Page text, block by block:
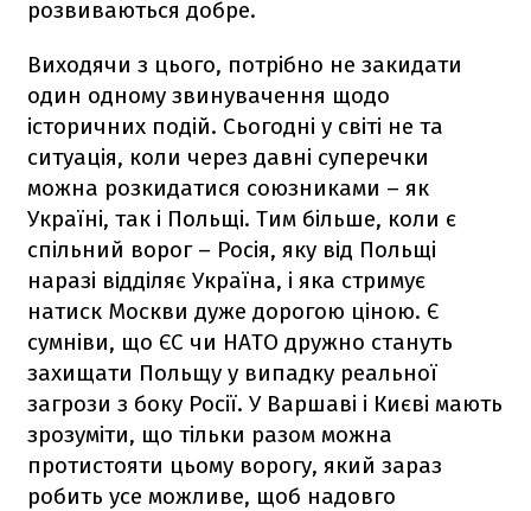
розвиваються добре.
Виходячи з цього, потрібно не закидати
один одному звинувачення щодо
історичних подій. Сьогодні у світі не та
ситуація, коли через давні суперечки
можна розкидатися союзниками – як
Україні, так і Польщі. Тим більше, коли є
спільний ворог – Росія, яку від Польщі
наразі відділяє Україна, і яка стримує
натиск Москви дуже дорогою ціною. Є
сумніви, що ЄС чи НАТО дружно стануть
захищати Польщу у випадку реальної
загрози з боку Росії. У Варшаві і Києві мають
зрозуміти, що тільки разом можна
протистояти цьому ворогу, який зараз
робить усе можливе, щоб надовго